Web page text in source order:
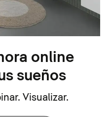
online
sueños
Visualizar.